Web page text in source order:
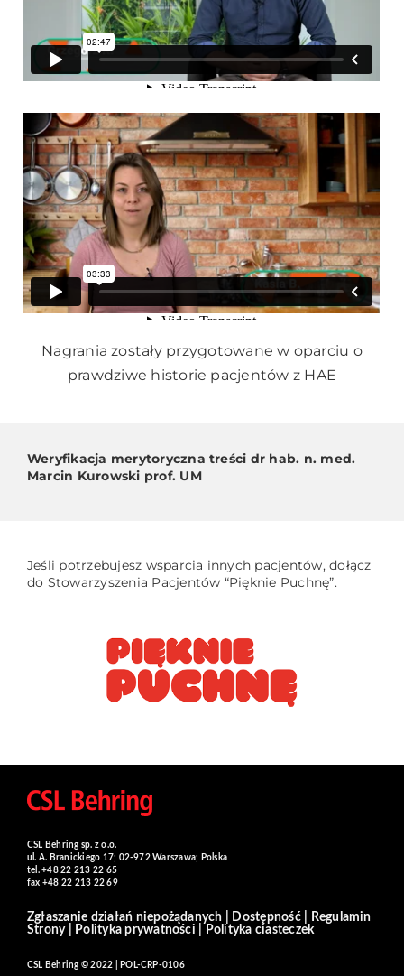
Nagrania zostały przygotowane w oparciu o
prawdziwe historie pacjentów z HAE
Weryfikacja merytoryczna treści dr hab. n. med.
Marcin Kurowski prof. UM
Jeśli potrzebujesz wsparcia innych pacjentów, dołącz
do Stowarzyszenia Pacjentów “Pięknie Puchnę”.
CSL Behring sp. z o.o.
ul. A. Branickiego 17; 02-972 Warszawa; Polska
tel. +48 22 213 22 65
fax +48 22 213 22 69
Zgłaszanie działań niepożądanych Dostępność|
Regulamin
Strony| Polityka prywatności Polityka ciasteczek
CSL Behring © 2022 | POL-CRP-0106